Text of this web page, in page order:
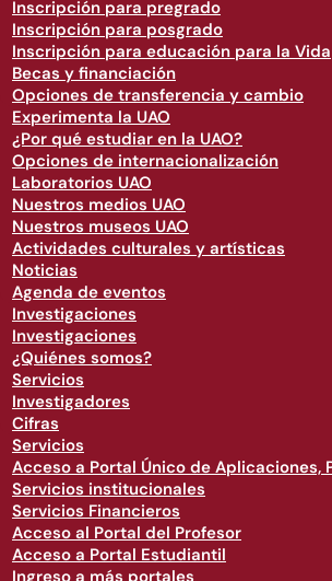
Inscripción para pregrado
Inscripción para posgrado
Inscripción para educación para la Vida
Becas y financiación
Opciones de transferencia y cambio
Experimenta la UAO
¿Por qué estudiar en la UAO?
Opciones de internacionalización
Laboratorios UAO
Nuestros medios UAO
Nuestros museos UAO
Actividades culturales y artísticas
Noticias
Agenda de eventos
Investigaciones
Investigaciones
¿Quiénes somos?
Servicios
Investigadores
Cifras
Servicios
Acceso a Portal Único de Aplicaciones,
Servicios institucionales
Servicios Financieros
Acceso al Portal del Profesor
Acceso a Portal Estudiantil
Ingreso a más portales